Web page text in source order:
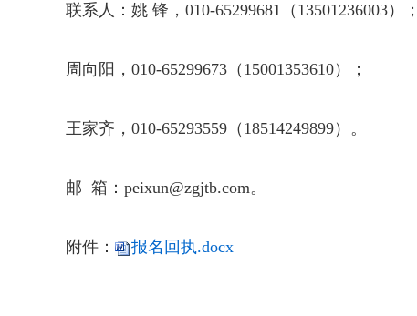
联系人：姚 锋，010-65299681（13501236003）；
周向阳，010-65299673（15001353610）；
王家齐，010-65293559（18514249899）。
邮 箱：peixun@zgjtb.com。
附件： 报名回执.docx